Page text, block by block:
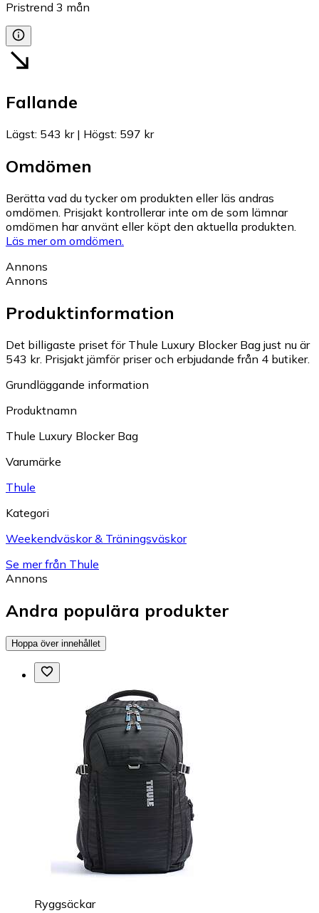
Pristrend 3 mån
Fallande
Lägst: 543 kr| Högst: 597 kr
Omdömen
Berätta vad du tycker om produkten eller läs andras
omdömen. Prisjakt kontrollerar inte om de som lämnar
omdömen har använt eller köpt den aktuella produkten.
Läs mer om omdömen.
Annons
Annons
Produktinformation
Det billigaste priset för Thule Luxury Blocker Bag just nu är
543 kr. Prisjakt jämför priser och erbjudande från 4 butiker.
Grundläggande information
Produktnamn
Thule Luxury Blocker Bag
Varumärke
Thule
Kategori
Weekendväskor & Träningsväskor
Se mer från Thule
Annons
Andra populära produkter
Hoppa över innehållet
Ryggsäckar